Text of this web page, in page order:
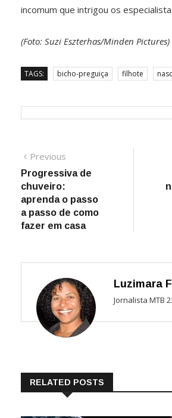
incomum que intrigou os
(Foto: Suzi Eszterhas/Minden Pictures)
TAGS: bicho-preguiça filhote
Navegação
de
Post
Previous
post:
Progressiva de
chuveiro:
aprenda o passo
a passo de como
fazer em casa
Luzimara
Jornalista MTB
RELATED POSTS